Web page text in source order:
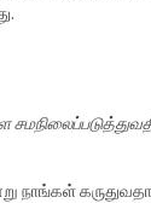
நாங்கள்